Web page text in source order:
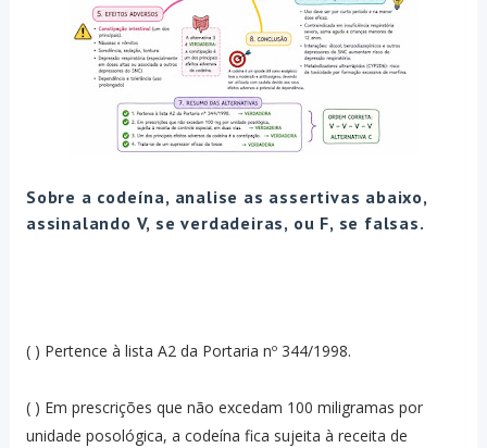
Sobre a codeína, analise as assertivas abaixo,
assinalando V, se verdadeiras, ou F, se falsas.
( ) Pertence à lista A2 da Portaria nº 344/1998.
( ) Em prescrições que não excedam 100 miligramas por
unidade posológica, a codeína fica sujeita à receita de